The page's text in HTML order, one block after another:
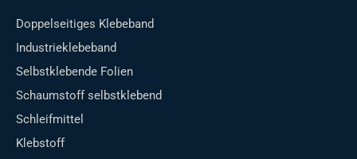
Doppelseitiges Klebeband
Industrieklebeband
Selbstklebende Folien
Schaumstoff selbstklebend
Schleifmittel
Klebstoff